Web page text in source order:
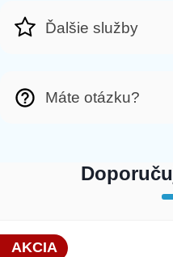
Ďalšie služby
Máte otázku?
AKCIA